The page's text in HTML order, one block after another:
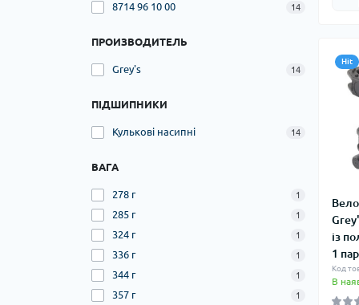
8714 96 10 00 14
ПРОИЗВОДИТЕЛЬ
Grey's 14
ПІДШИПНИКИ
Кулькові насипні 14
ВАГА
278 г 1
285 г 1
324 г 1
336 г 1
344 г 1
357 г 1
Hit
із
1
Код
В